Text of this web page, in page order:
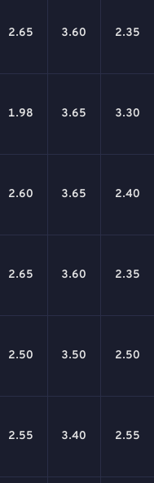
2.65 3.60 2.35
1.98 3.65 3.30
2.60 3.65 2.40
2.65 3.60 2.35
2.50 3.50 2.50
2.55 3.40 2.55